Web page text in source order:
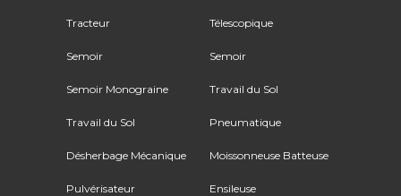
Tracteur
Semoir
Semoir Monograine
Travail du Sol
Désherbage Mécanique
Pulvérisateur
Télescopique
Semoir
Travail du Sol
Pneumatique
Moissonneuse Batteuse
Ensileuse